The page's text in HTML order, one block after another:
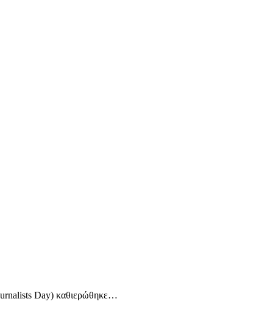
Day) καθιερώθηκε…